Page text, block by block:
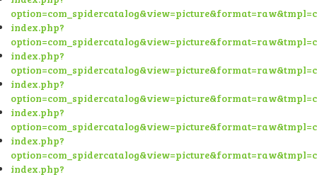
index.php?
index.php?
index.php?
index.php?
index.php?
index.php?